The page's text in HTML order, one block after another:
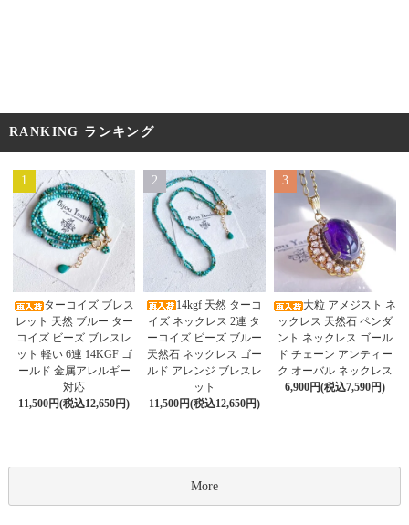
RANKING ランキング
1
ターコイズ ブレス
レット 天然 ブルー ター
コイズ ビーズ ブレスレ
ット 軽い 6連 14KGF ゴ
ールド 金属アレルギー
対応
11,500円(税込12,650円)
2
14kgf 天然 ターコ
イズ ネックレス 2連 タ
ーコイズ ビーズ ブルー
天然石 ネックレス ゴー
ルド アレンジ ブレスレ
ット
11,500円(税込12,650円)
3
大粒 アメジスト ネ
ックレス 天然石 ペンダ
ント ネックレス ゴール
ド チェーン アンティー
ク オーバル ネックレス
6,900円(税込7,590円)
More